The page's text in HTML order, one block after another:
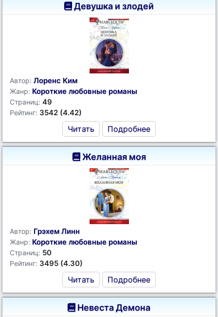
Девушка и злодей
Автор: Лоренс Ким
Жанр: Короткие любовные романы
Страниц: 49
Рейтинг: 3542 (4.42)
Читать Подробнее
Желанная моя
Автор: Грэхем Линн
Жанр: Короткие любовные романы
Страниц: 50
Рейтинг: 3495 (4.30)
Читать Подробнее
Невеста Демона